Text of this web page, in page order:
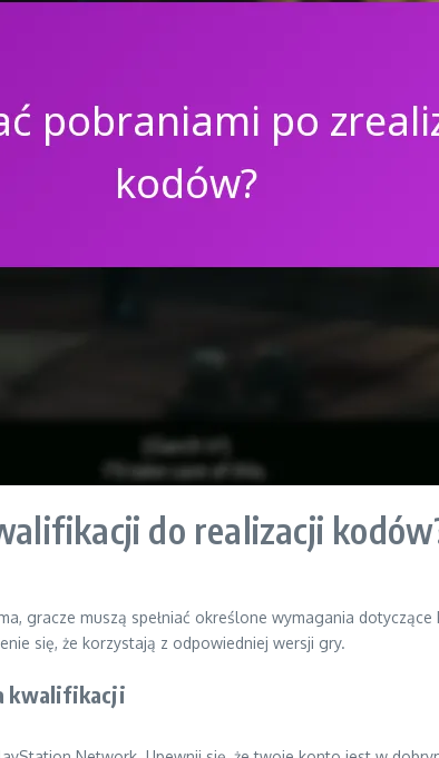
do realizacji
gracze muszą spełniać określone wymagania
się, że korzystają z odpowiedniej wersji gry.
kwalifikacji